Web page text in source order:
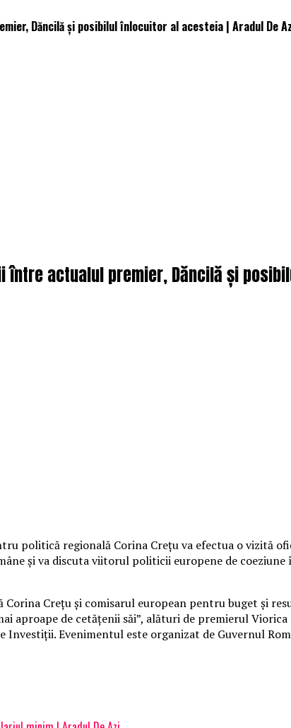
Dăncilă și posibilul înlocuitor al acesteia | Aradul De
între actualul premier, Dăncilă și
politică regională Corina Creţu va efectua o vizită
şi va discuta viitorul politicii europene de coeziune
Creţu şi comisarul european pentru buget şi
aproape de cetăţenii săi”, alături de premierul
Investiţii. Evenimentul este organizat de Guvernul